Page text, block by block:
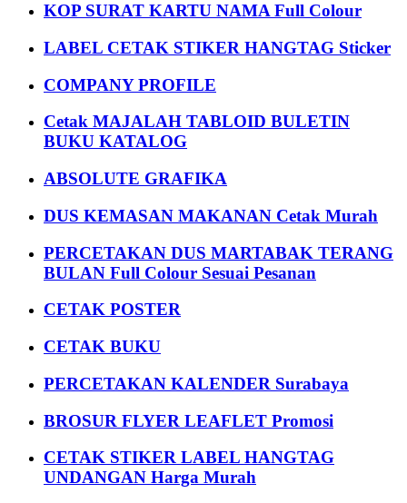
KOP SURAT KARTU NAMA Full Colour
LABEL CETAK STIKER HANGTAG Sticker
COMPANY PROFILE
Cetak MAJALAH TABLOID BULETIN
BUKU KATALOG
ABSOLUTE GRAFIKA
DUS KEMASAN MAKANAN Cetak Murah
PERCETAKAN DUS MARTABAK TERANG
BULAN Full Colour Sesuai Pesanan
CETAK POSTER
CETAK BUKU
PERCETAKAN KALENDER Surabaya
BROSUR FLYER LEAFLET Promosi
CETAK STIKER LABEL HANGTAG
UNDANGAN Harga Murah